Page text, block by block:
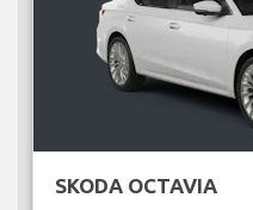
SKODA OCTAVIA